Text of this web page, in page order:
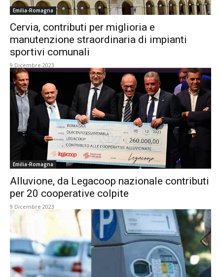
Emilia-Romagna
Cervia, contributi per miglioria e
manutenzione straordinaria di impianti
sportivi comunali
9 Dicembre 2023
Emilia-Romagna
Alluvione, da Legacoop nazionale contributi
per 20 cooperative colpite
9 Dicembre 2023